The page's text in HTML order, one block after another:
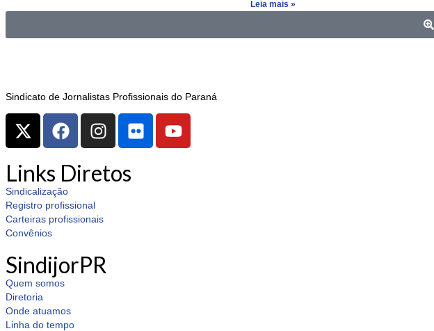
Leia mais »
Sindicato de Jornalistas Profissionais do Paraná
Links Diretos
Sindicalização
Registro profissional
Carteiras profissionais
Convênios
SindijorPR
Quem somos
Diretoria
Onde atuamos
Linha do tempo